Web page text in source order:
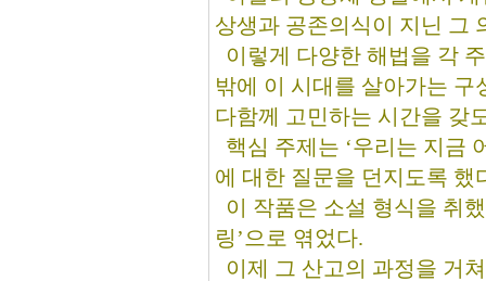
상생과 공존의식이 지닌 그
이렇게 다양한 해법을 각
밖에 이 시대를 살아가는 구
다함께 고민하는 시간을 갖
핵심 주제는 ‘우리는 지금
에 대한 질문을 던지도록 했
이 작품은 소설 형식을 취
링’으로 엮었다.
이제 그 산고의 과정을 거